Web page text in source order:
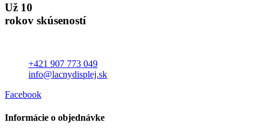
Už 10
rokov skúseností
+421 907 773 049
info@lacnydisplej.sk
Facebook
Informácie o objednávke